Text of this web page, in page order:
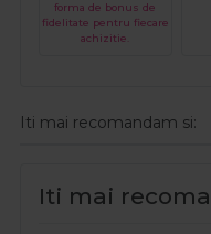
forma de bonus de
fidelitate pentru fiecare
achizitie.
Iti mai recomandam si:
Iti mai